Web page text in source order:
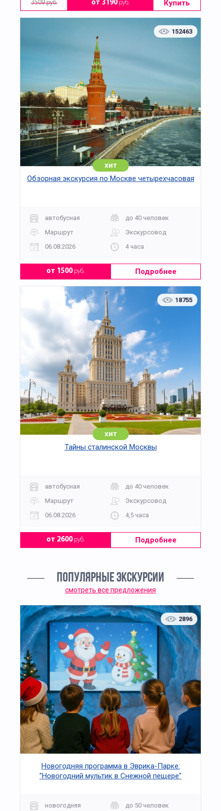
3509 руб. от 3190руб. Купить
152463
хит
Обзорная экскурсия по Москве четырехчасовая
автобусная
до 40 человек
Маршрут
Экскурсовод
06.08.2026
4 часа
от 1500руб. Подробнее
18755
хит
Тайны сталинской Москвы
автобусная
до 40 человек
Маршрут
Экскурсовод
06.08.2026
4,5 часа
от 2600руб. Подробнее
ПОПУЛЯРНЫЕ ЭКСКУРСИИ
смотреть все предложения
2896
Новогодняя программа в Эврика-Парке:
"Новогодний мультик в Снежной пещере"
новогодняя до 50 человек